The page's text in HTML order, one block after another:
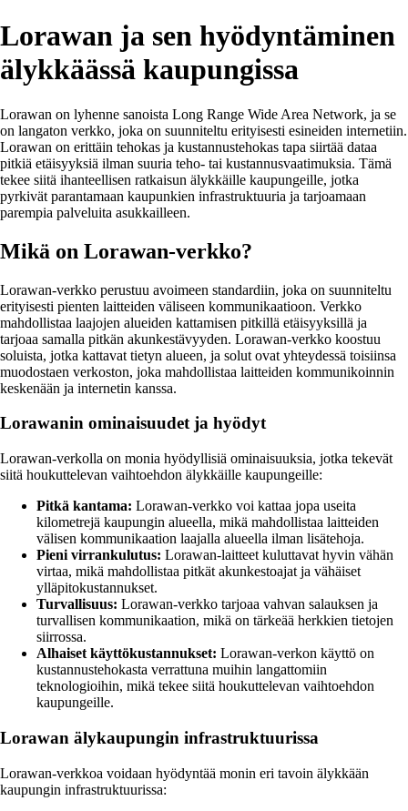
Lorawan ja sen hyödyntäminen
älykkäässä kaupungissa
Lorawan on lyhenne sanoista Long Range Wide Area Network, ja se
on langaton verkko, joka on suunniteltu erityisesti esineiden internetiin.
Lorawan on erittäin tehokas ja kustannustehokas tapa siirtää dataa
pitkiä etäisyyksiä ilman suuria teho- tai kustannusvaatimuksia. Tämä
tekee siitä ihanteellisen ratkaisun älykkäille kaupungeille, jotka
pyrkivät parantamaan kaupunkien infrastruktuuria ja tarjoamaan
parempia palveluita asukkailleen.
Mikä on Lorawan-verkko?
Lorawan-verkko perustuu avoimeen standardiin, joka on suunniteltu
erityisesti pienten laitteiden väliseen kommunikaatioon. Verkko
mahdollistaa laajojen alueiden kattamisen pitkillä etäisyyksillä ja
tarjoaa samalla pitkän akunkestävyyden. Lorawan-verkko koostuu
soluista, jotka kattavat tietyn alueen, ja solut ovat yhteydessä toisiinsa
muodostaen verkoston, joka mahdollistaa laitteiden kommunikoinnin
keskenään ja internetin kanssa.
Lorawanin ominaisuudet ja hyödyt
Lorawan-verkolla on monia hyödyllisiä ominaisuuksia, jotka tekevät
siitä houkuttelevan vaihtoehdon älykkäille kaupungeille:
Pitkä kantama: Lorawan-verkko voi kattaa jopa useita
kilometrejä kaupungin alueella, mikä mahdollistaa laitteiden
välisen kommunikaation laajalla alueella ilman lisätehoja.
Pieni virrankulutus: Lorawan-laitteet kuluttavat hyvin vähän
virtaa, mikä mahdollistaa pitkät akunkestoajat ja vähäiset
ylläpitokustannukset.
Turvallisuus: Lorawan-verkko tarjoaa vahvan salauksen ja
turvallisen kommunikaation, mikä on tärkeää herkkien tietojen
siirrossa.
Alhaiset käyttökustannukset: Lorawan-verkon käyttö on
kustannustehokasta verrattuna muihin langattomiin
teknologioihin, mikä tekee siitä houkuttelevan vaihtoehdon
kaupungeille.
Lorawan älykaupungin infrastruktuurissa
Lorawan-verkkoa voidaan hyödyntää monin eri tavoin älykkään
kaupungin infrastruktuurissa: